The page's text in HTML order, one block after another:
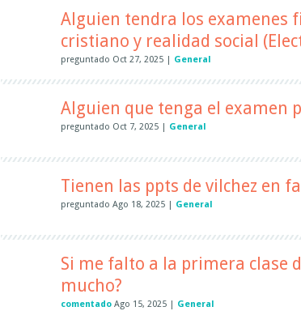
Alguien tendra los examenes
cristiano y realidad social
preguntado Oct 27, 2025 General
Alguien que tenga el examen
preguntado Oct 7, 2025 General
Tienen las ppts de vilchez en
preguntado Ago 18, 2025 General
Si me falto a la primera clase
mucho?
comentado Ago 15, 2025 General